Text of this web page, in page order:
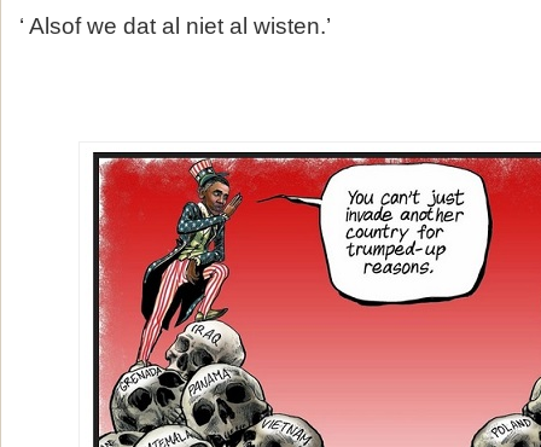
‘ Alsof we dat al niet al wisten.’